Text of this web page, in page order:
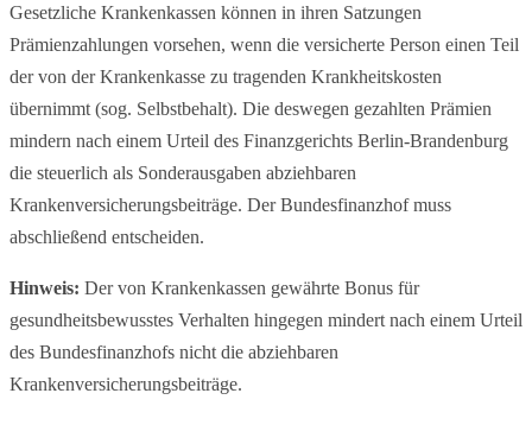
Gesetzliche Krankenkassen können in ihren Satzungen
Prämienzahlungen vorsehen, wenn die versicherte Person einen Teil
der von der Krankenkasse zu tragenden Krankheitskosten
übernimmt (sog. Selbstbehalt). Die deswegen gezahlten Prämien
mindern nach einem Urteil des Finanzgerichts Berlin-Brandenburg
die steuerlich als Sonderausgaben abziehbaren
Krankenversicherungsbeiträge. Der Bundesfinanzhof muss
abschließend entscheiden.
Hinweis: Der von Krankenkassen gewährte Bonus für
gesundheitsbewusstes Verhalten hingegen mindert nach einem Urteil
des Bundesfinanzhofs nicht die abziehbaren
Krankenversicherungsbeiträge.